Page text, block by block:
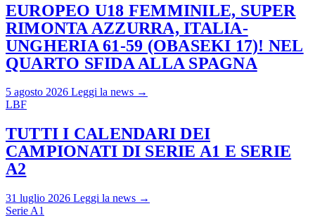
EUROPEO U18 FEMMINILE, SUPER
RIMONTA AZZURRA, ITALIA-
UNGHERIA 61-59 (OBASEKI 17)! NEL
QUARTO SFIDA ALLA SPAGNA
5 agosto 2026 Leggi la news →
LBF
TUTTI I CALENDARI DEI
CAMPIONATI DI SERIE A1 E SERIE
A2
31 luglio 2026 Leggi la news →
Serie A1